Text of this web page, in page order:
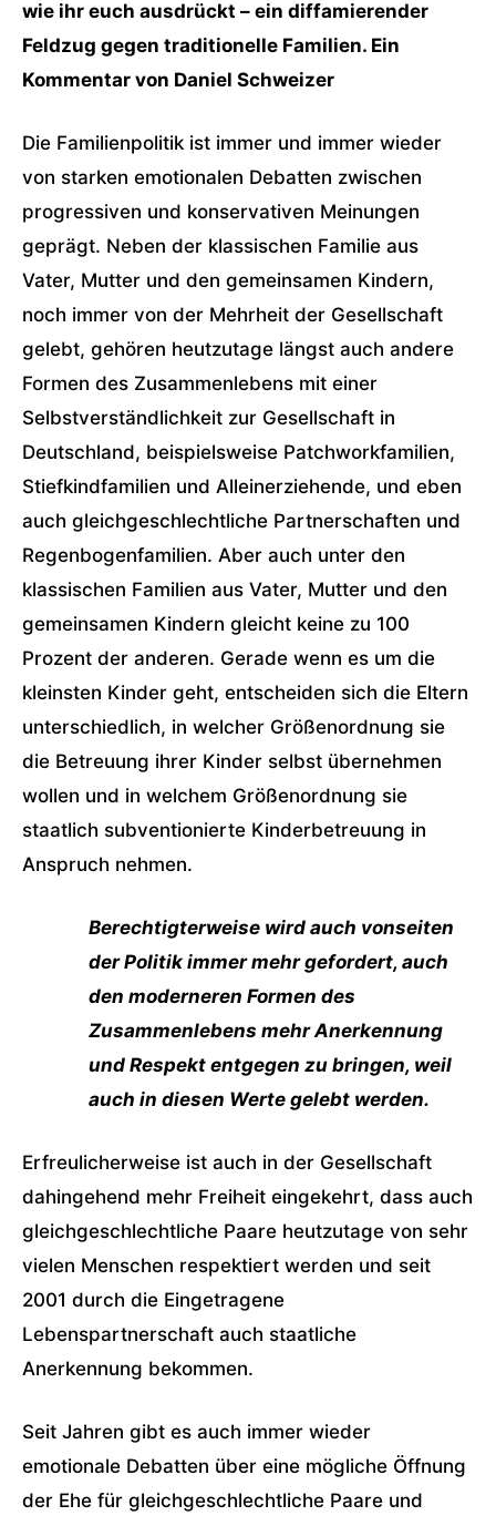
wie ihr euch ausdrückt – ein diffamierender
Feldzug gegen traditionelle Familien. Ein
Kommentar von Daniel Schweizer
Die Familienpolitik ist immer und immer wieder
von starken emotionalen Debatten zwischen
progressiven und konservativen Meinungen
geprägt. Neben der klassischen Familie aus
Vater, Mutter und den gemeinsamen Kindern,
noch immer von der Mehrheit der Gesellschaft
gelebt, gehören heutzutage längst auch andere
Formen des Zusammenlebens mit einer
Selbstverständlichkeit zur Gesellschaft in
Deutschland, beispielsweise Patchworkfamilien,
Stiefkindfamilien und Alleinerziehende, und eben
auch gleichgeschlechtliche Partnerschaften und
Regenbogenfamilien. Aber auch unter den
klassischen Familien aus Vater, Mutter und den
gemeinsamen Kindern gleicht keine zu 100
Prozent der anderen. Gerade wenn es um die
kleinsten Kinder geht, entscheiden sich die Eltern
unterschiedlich, in welcher Größenordnung sie
die Betreuung ihrer Kinder selbst übernehmen
wollen und in welchem Größenordnung sie
staatlich subventionierte Kinderbetreuung in
Anspruch nehmen.
Berechtigterweise wird auch vonseiten
der Politik immer mehr gefordert, auch
den moderneren Formen des
Zusammenlebens mehr Anerkennung
und Respekt entgegen zu bringen, weil
auch in diesen Werte gelebt werden.
Erfreulicherweise ist auch in der Gesellschaft
dahingehend mehr Freiheit eingekehrt, dass auch
gleichgeschlechtliche Paare heutzutage von sehr
vielen Menschen respektiert werden und seit
2001 durch die Eingetragene
Lebenspartnerschaft auch staatliche
Anerkennung bekommen.
Seit Jahren gibt es auch immer wieder
emotionale Debatten über eine mögliche Öffnung
der Ehe für gleichgeschlechtliche Paare und